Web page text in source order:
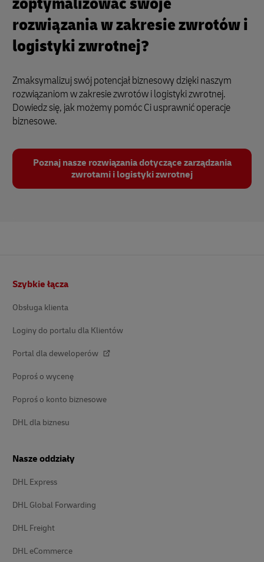
rozwiązania w zakresie zwrotów i
logistyki zwrotnej?
Zmaksymalizuj swój potencjał biznesowy dzięki naszym
rozwiązaniom w zakresie zwrotów i logistyki zwrotnej.
Dowiedz się, jak możemy pomóc Ci usprawnić operacje
biznesowe.
Poznaj nasze rozwiązania dotyczące zarządzania
zwrotami i logistyki zwrotnej
Szybkie łącza
Obsługa klienta
Loginy do portalu dla Klientów
Portal dla deweloperów
Poproś o wycenę
Poproś o konto biznesowe
DHL dla biznesu
Nasze oddziały
DHL Express
DHL Global Forwarding
DHL Freight
DHL eCommerce